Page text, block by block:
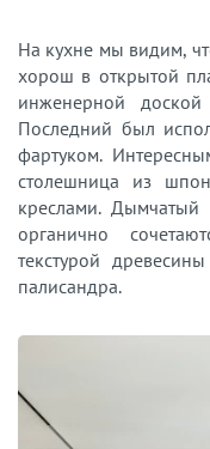
На кухне мы видим,
хорош в открытой
инженерной
Последний был
фартуком.
столешница из
креслами.
органично
текстурой
палисандра.